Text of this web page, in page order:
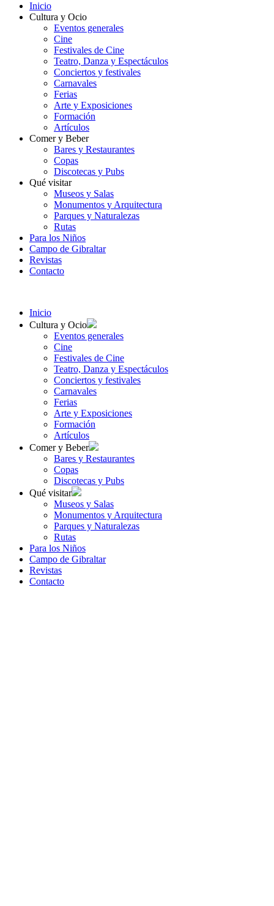
Inicio
Cultura y Ocio
Eventos generales
Cine
Festivales de Cine
Teatro, Danza y Espectáculos
Conciertos y festivales
Carnavales
Ferias
Arte y Exposiciones
Formación
Artículos
Comer y Beber
Bares y Restaurantes
Copas
Discotecas y Pubs
Qué visitar
Museos y Salas
Monumentos y Arquitectura
Parques y Naturalezas
Rutas
Para los Niños
Campo de Gibraltar
Revistas
Contacto
Inicio
Cultura y Ocio
Eventos generales
Cine
Festivales de Cine
Teatro, Danza y Espectáculos
Conciertos y festivales
Carnavales
Ferias
Arte y Exposiciones
Formación
Artículos
Comer y Beber
Bares y Restaurantes
Copas
Discotecas y Pubs
Qué visitar
Museos y Salas
Monumentos y Arquitectura
Parques y Naturalezas
Rutas
Para los Niños
Campo de Gibraltar
Revistas
Contacto